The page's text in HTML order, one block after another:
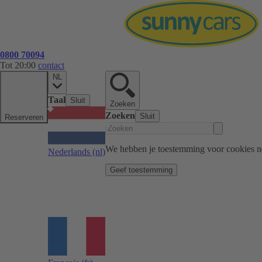
0800 70094
Tot 20:00 contact
Reserveren
NL
Taal Sluit
Nederlands (nl)
Zoeken
Zoeken Sluit
We hebben je toestemming voor cookies
Geef toestemming